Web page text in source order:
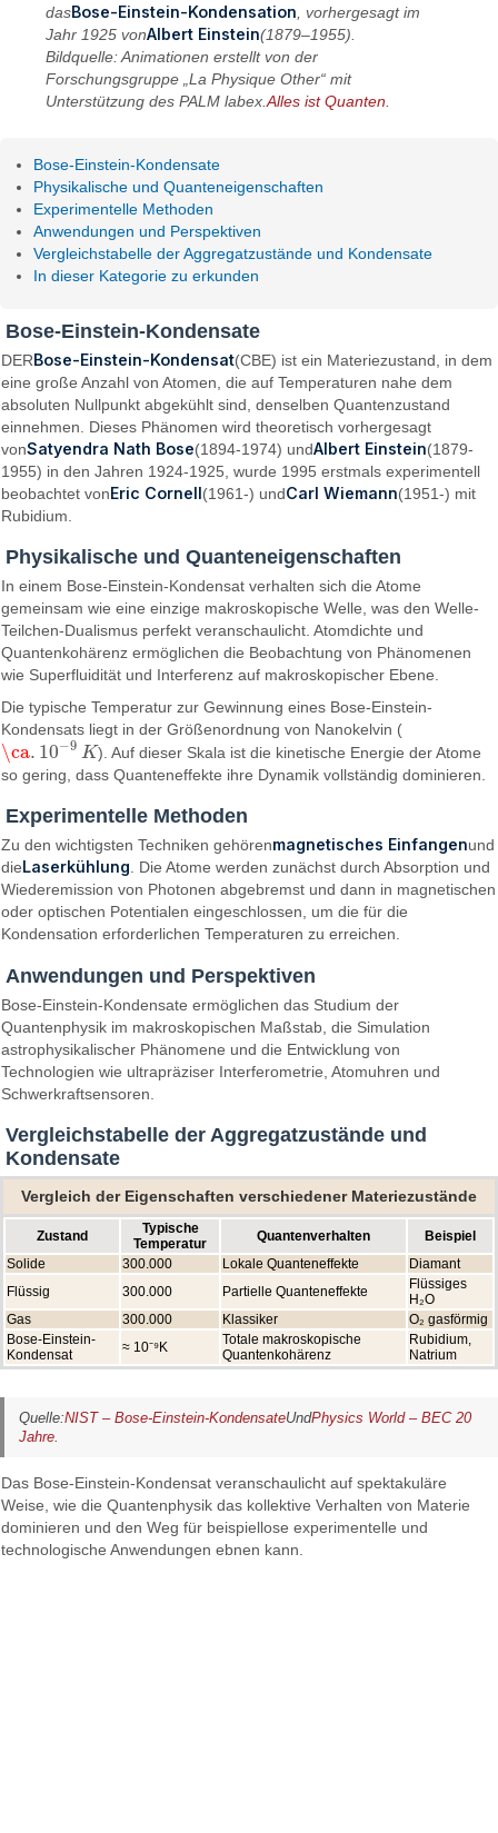
dasBose-Einstein-Kondensation , vorhergesagt im
Jahr 1925 vonAlbert Einstein(1879–1955).
Bildquelle: Animationen erstellt von der
Forschungsgruppe „La Physique Other“ mit
Unterstützung des PALM labex.Alles ist Quanten
Bose-Einstein-Kondensate
Physikalische und Quanteneigenschaften
Experimentelle Methoden
Anwendungen und Perspektiven
Vergleichstabelle der Aggregatzustände und Kondensate
In dieser Kategorie zu erkunden
Bose-Einstein-Kondensate
DERBose-Einstein-Kondensat(CBE) ist ein Materiezustand, in dem
eine große Anzahl von Atomen, die auf Temperaturen nahe dem
absoluten Nullpunkt abgekühlt sind, denselben Quantenzustand
einnehmen. Dieses Phänomen wird theoretisch vorhergesagt
vonSatyendra Nath Bose(1894-1974) undAlbert Einstein(1879-
1955) in den Jahren 1924-1925, wurde 1995 erstmals experimentell
beobachtet vonEric Cornell(1961-) undCarl Wiemann(1951-) mit
Rubidium.
Physikalische und Quanteneigenschaften
In einem Bose-Einstein-Kondensat verhalten sich die Atome
gemeinsam wie eine einzige makroskopische Welle, was den Welle-
Teilchen-Dualismus perfekt veranschaulicht. Atomdichte und
Quantenkohärenz ermöglichen die Beobachtung von Phänomenen
wie Superfluidität und Interferenz auf makroskopischer Ebene.
Die typische Temperatur zur Gewinnung eines Bose-Einstein-
Kondensats liegt in der Größenordnung von Nanokelvin (
\ca. 10−9 K
\ca.10−9 K
). Auf dieser Skala ist die kinetische Energie der Atome
so gering, dass Quanteneffekte ihre Dynamik vollständig dominieren.
Experimentelle Methoden
Zu den wichtigsten Techniken gehörenmagnetisches Einfangenund
dieLaserkühlung. Die Atome werden zunächst durch Absorption und
Wiederemission von Photonen abgebremst und dann in magnetischen
oder optischen Potentialen eingeschlossen, um die für die
Kondensation erforderlichen Temperaturen zu erreichen.
Anwendungen und Perspektiven
Bose-Einstein-Kondensate ermöglichen das Studium der
Quantenphysik im makroskopischen Maßstab, die Simulation
astrophysikalischer Phänomene und die Entwicklung von
Technologien wie ultrapräziser Interferometrie, Atomuhren und
Schwerkraftsensoren.
Vergleichstabelle der Aggregatzustände und
Kondensate
Vergleich der Eigenschaften verschiedener Materiezustände
Zustand
Typische
Temperatur
Quantenverhalten
Beispiel
Solide
300.000 Lokale Quanteneffekte
Diamant
Flüssig
300.000 Partielle Quanteneffekte
Flüssiges
H₂O
Gas
300.000 Klassiker
O₂ gasförmig
Bose-Einstein-
Kondensat
≈ 10⁻⁹K
Totale makroskopische
Quantenkohärenz
Rubidium,
Natrium
Quelle:NIST – Bose-Einstein-KondensateUndPhysics World – BEC 20
Jahre.
Das Bose-Einstein-Kondensat veranschaulicht auf spektakuläre
Weise, wie die Quantenphysik das kollektive Verhalten von Materie
dominieren und den Weg für beispiellose experimentelle und
technologische Anwendungen ebnen kann.